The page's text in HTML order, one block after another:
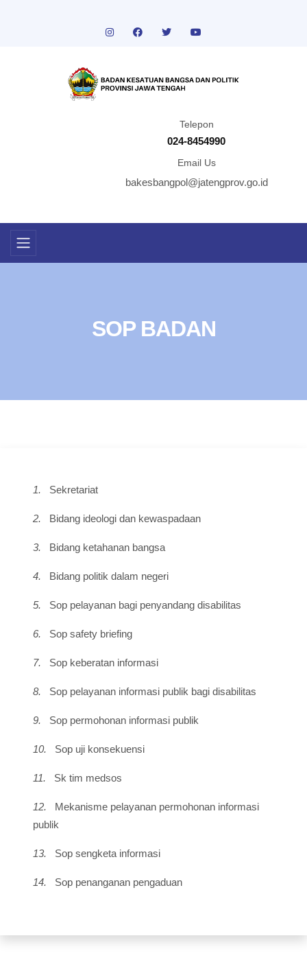
Telepon
024-8454990
Email Us
bakesbangpol@jatengprov.go.id
SOP BADAN
1. Sekretariat
2. Bidang ideologi dan kewaspadaan
3. Bidang ketahanan bangsa
4. Bidang politik dalam negeri
5. Sop pelayanan bagi penyandang disabilitas
6. Sop safety briefing
7. Sop keberatan informasi
8. Sop pelayanan informasi publik bagi disabilitas
9. Sop permohonan informasi publik
10. Sop uji konsekuensi
11. Sk tim medsos
12.
Mekanisme pelayanan permohonan informasi
publik
13. Sop sengketa informasi
14. Sop penanganan pengaduan